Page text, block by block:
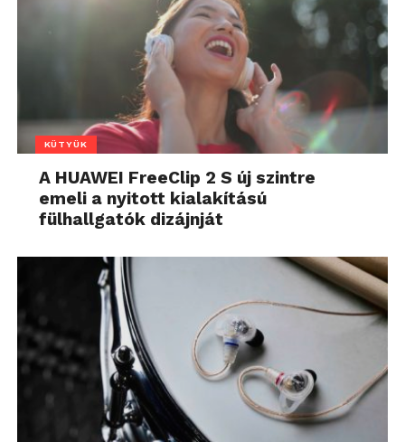
KÜTYÜK
A HUAWEI FreeClip 2 S új szintre
emeli a nyitott kialakítású
fülhallgatók dizájnját